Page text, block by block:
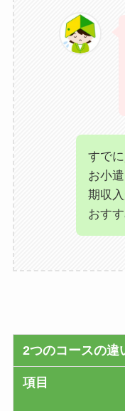
すでに
お小
期収
おす
2つのコースの違
項目